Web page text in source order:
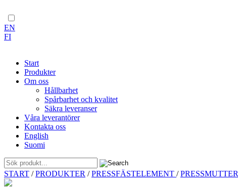
EN
FI
Start
Produkter
Om oss
Hållbarhet
Spårbarhet och kvalitet
Säkra leveranser
Våra leverantörer
Kontakta oss
English
Suomi
Skip
to
START /PRODUKTER /PRESSFÄSTELEMENT /PRESSMUTTER